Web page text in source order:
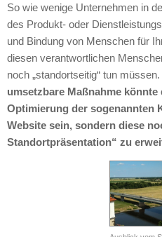
So wie wenige Unternehmen in
des Produkt- oder
und Bindung von Menschen für
diesen verantwortlichen
noch „standortseitig“ tun müssen.
umsetzbare Maßnahme
Optimierung der sogenannten
Website sein, sondern diese
Standortpräsentation“ zu